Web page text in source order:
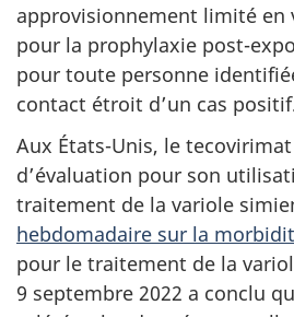
approvisionnement limité en
pour la prophylaxie post-
pour toute personne
contact étroit d’un cas
Aux États-Unis, le
d’évaluation pour son
traitement de la variole
hebdomadaire sur la
pour le traitement de la
9 septembre 2022 a conclu